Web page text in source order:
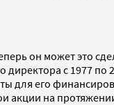
он может это
директора с 1977
для его
акции на